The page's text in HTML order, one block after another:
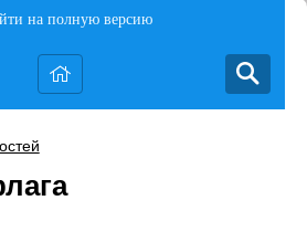
на полную версию